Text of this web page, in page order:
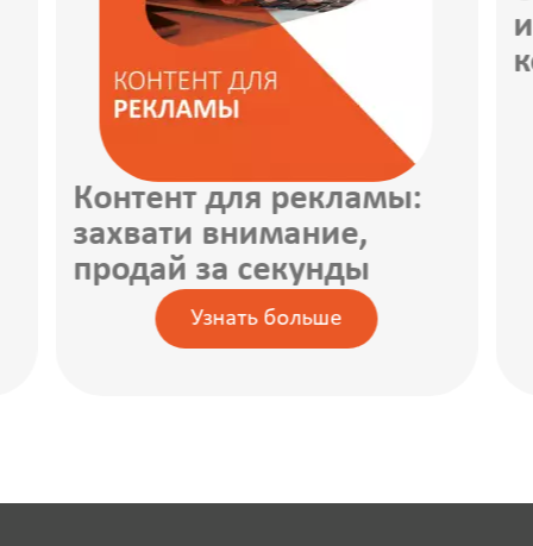
Контент для рекламы:
захвати внимание,
продай за секунды
Узнать больше